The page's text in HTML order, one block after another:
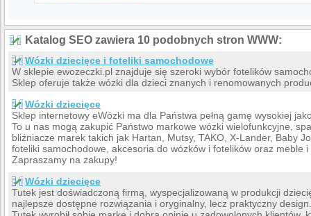
Katalog SEO zawiera 10 podobnych stron WWW:
Wózki dziecięce i foteliki samochodowe
W sklepie ewozeczki.pl znajduje się szeroki wybór fotelików
Sklep oferuje także wózki dla dzieci znanych i renomowanych
Wózki dziecięce
Sklep internetowy eWózki ma dla Państwa pełną gamę wysokiej
To u nas mogą zakupić Państwo markowe wózki wielofunkcyjne,
bliźniacze marek takich jak Hartan, Mutsy, TAKO, X-Lander, Baby
foteliki samochodowe, akcesoria do wózków i fotelików oraz meble
Zapraszamy na zakupy!
Wózki dziecięce
Tutek jest doświadczoną firmą, wyspecjalizowaną w produkcji
najlepsze dostępne rozwiązania i oryginalny, lecz praktyczny